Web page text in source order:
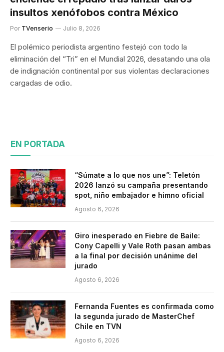
insultos xenófobos contra México
Por TVenserio Julio 8, 2026
El polémico periodista argentino festejó con todo la
eliminación del “Tri” en el Mundial 2026, desatando una ola
de indignación continental por sus violentas declaraciones
cargadas de odio.
EN PORTADA
“Súmate a lo que nos une”: Teletón
2026 lanzó su campaña presentando
spot, niño embajador e himno oficial
Agosto 6, 2026
Giro inesperado en Fiebre de Baile:
Cony Capelli y Vale Roth pasan ambas
a la final por decisión unánime del
jurado
Agosto 6, 2026
Fernanda Fuentes es confirmada como
la segunda jurado de MasterChef
Chile en TVN
Agosto 6, 2026